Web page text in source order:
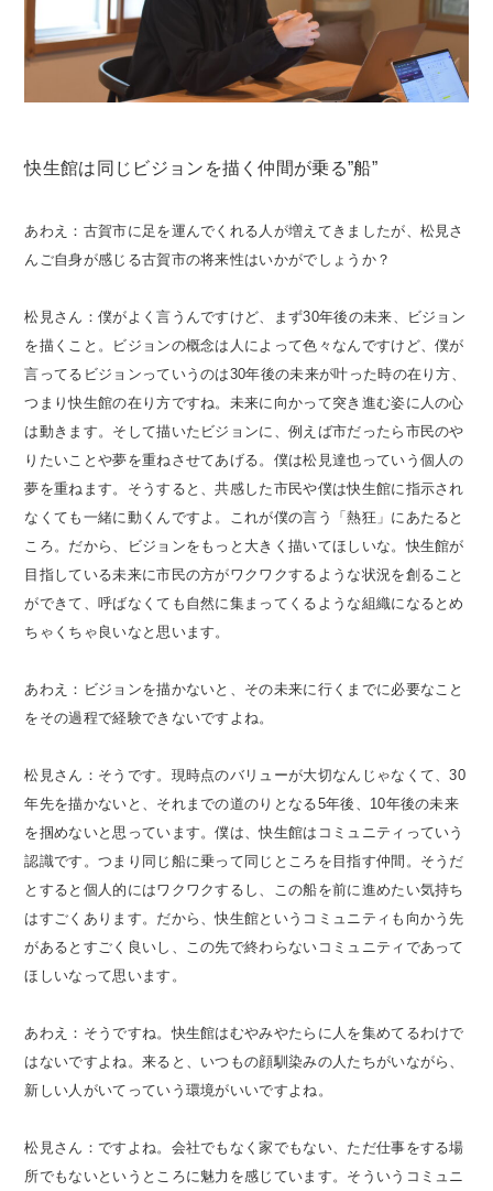
快生館は同じビジョンを描く仲間が乗る”船”
あわえ：古賀市に足を運んでくれる人が増えてきましたが、松見さ
んご自身が感じる古賀市の将来性はいかがでしょうか？
松見さん：僕がよく言うんですけど、まず30年後の未来、ビジョン
を描くこと。ビジョンの概念は人によって色々なんですけど、僕が
言ってるビジョンっていうのは30年後の未来が叶った時の在り方、
つまり快生館の在り方ですね。未来に向かって突き進む姿に人の心
は動きます。そして描いたビジョンに、例えば市だったら市民のや
りたいことや夢を重ねさせてあげる。僕は松見達也っていう個人の
夢を重ねます。そうすると、共感した市民や僕は快生館に指示され
なくても一緒に動くんですよ。これが僕の言う「熱狂」にあたると
ころ。だから、ビジョンをもっと大きく描いてほしいな。快生館が
目指している未来に市民の方がワクワクするような状況を創ること
ができて、呼ばなくても自然に集まってくるような組織になるとめ
ちゃくちゃ良いなと思います。
あわえ：ビジョンを描かないと、その未来に行くまでに必要なこと
をその過程で経験できないですよね。
松見さん：そうです。現時点のバリューが大切なんじゃなくて、30
年先を描かないと、それまでの道のりとなる5年後、10年後の未来
を掴めないと思っています。僕は、快生館はコミュニティっていう
認識です。つまり同じ船に乗って同じところを目指す仲間。そうだ
とすると個人的にはワクワクするし、この船を前に進めたい気持ち
はすごくあります。だから、快生館というコミュニティも向かう先
があるとすごく良いし、この先で終わらないコミュニティであって
ほしいなって思います。
あわえ：そうですね。快生館はむやみやたらに人を集めてるわけで
はないですよね。来ると、いつもの顔馴染みの人たちがいながら、
新しい人がいてっていう環境がいいですよね。
松見さん：ですよね。会社でもなく家でもない、ただ仕事をする場
所でもないというところに魅力を感じています。そういうコミュニ